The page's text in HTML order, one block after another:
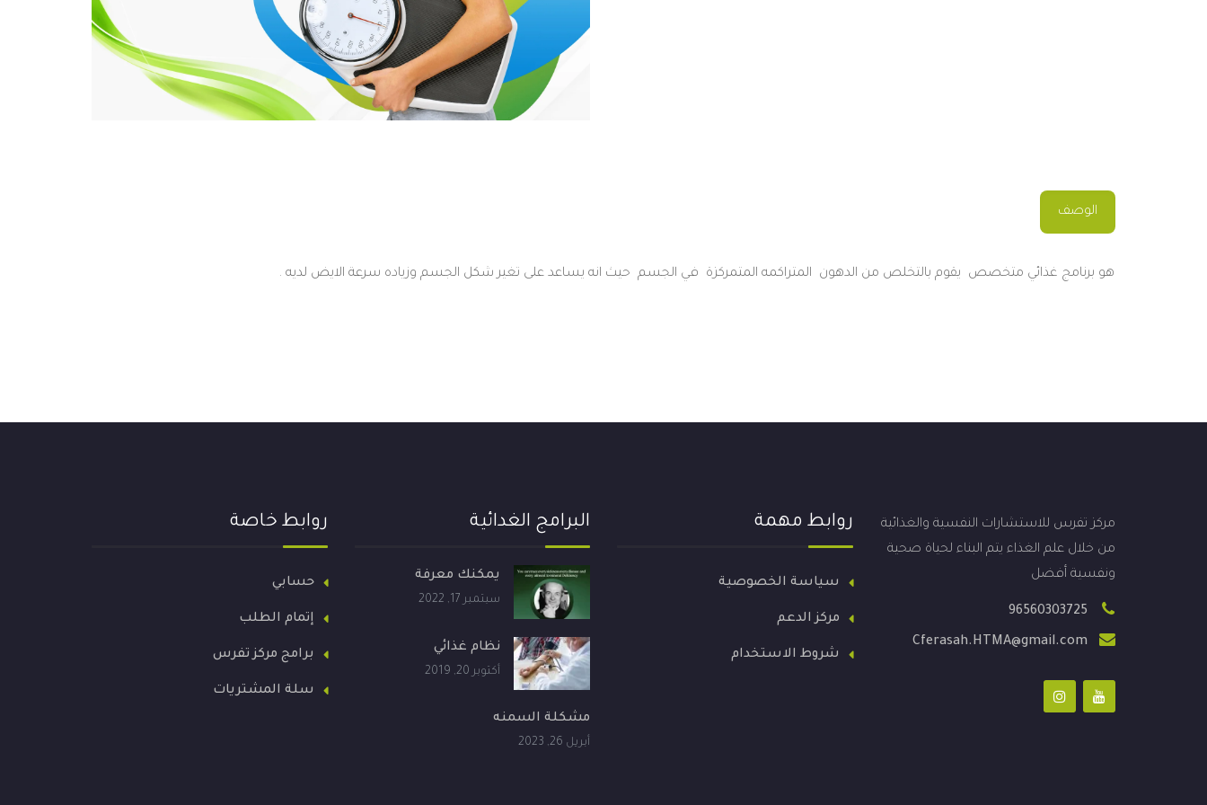
الوصف
هو برنامج غذائي متخصص يقوم بالتخلص من الدهون المتراكمه المتمركزة في الجسم حيث انه يساعد على تغير شكل الجسم وزياده سرعة الايض لديه .
مركز تفرس للاستشارات النفسية والغذائية
من خلال علم الغذاء يتم البناء لحياة صحية
ونفسية أفضل
96560303725
Cferasah.HTMA@gmail.com
روابط مهمة
سياسة الخصوصية
مركز الدعم
شروط الاستخدام
البرامج الغدائية
يمكنك معرفة
سبتمبر 17, 2022
نظام غذائي
أكتوبر 20, 2019
مشكلة السمنه
أبريل 26, 2023
روابط خاصة
حسابي
إتمام الطلب
برامج مركز تفرس
سلة المشتريات